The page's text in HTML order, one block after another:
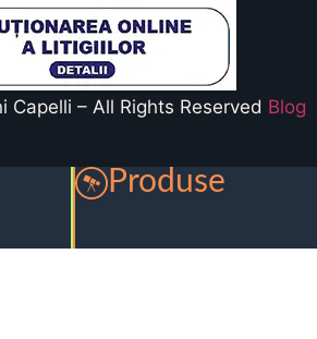
Capelli – All Rights Reserved Blog
Produse